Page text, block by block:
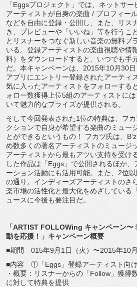
「Eggsプロジェクト」では、ネットサー
アーティストが自身の楽曲 / プロフィー
などを自由に登録・公開し、また、リス
き、プレビューや「いいね」等を行うこ
とリスナーをつなぐ新しい音楽の無料プ
いる。登録アーティストの楽曲視聴や情
料）をダウンロードすると、いつでも手
だ。本キャンペーンは、2015年10月30日
アプリにエントリー登録されたアーティ
気に入ったアーティストをフォローする
ォロー数獲得上位5組のアーティストに
いて魅力的なプライズが提供される。
そして今回発表された1位の特典は、フ
クションで自身が希望する楽曲のミュー
とができるというもの！ フカツ氏は、
め数多くの著名アーティストのミュージ
アーティストから最もアツい支持を受け
した作品は「Eggs」で公開されるほか
ーション活動にも活用可能。また、2位
の通り。インディーズアーティストのさ
楽市場の活性化と最大化をめざしている
ュースに今後も要注目だ。
「ARTIST FOLLOWing キャンペーン〜
動を応援！」キャンペーン概要
■期間 015年9月1日（火）〜2015年10月
■内容 ①「Eggs」登録アーティスト向
・概要：リスナーからの「Follow」獲得
に対して特典を提供